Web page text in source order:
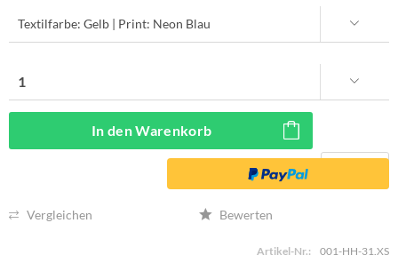
In denWarenkorb
Vergleichen Bewerten
Artikel-Nr.: 001-HH-31.XS